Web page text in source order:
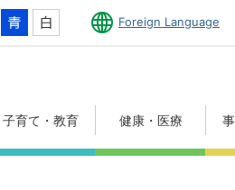
Foreign Language
子育て・教育 健康・医療